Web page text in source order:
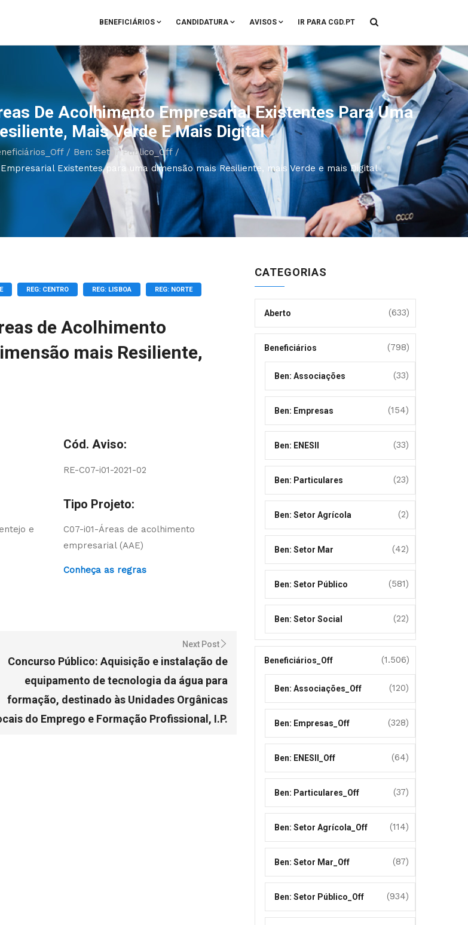
BENEFICIÁRIOS CANDIDATURA AVISOS IR PARA CGD.PT
De Acolhimento Empresarial Existentes Para Uma
Mais Verde E Mais Digital
/ Ben: Setor Público_Off/
Existentes para uma dimensão mais Resiliente, mais Verde e mais Digital
REG: CENTRO REG: LISBOA REG: NORTE
de Acolhimento
mais Resiliente,
Cód. Aviso:
RE-C07-i01-2021-02
e
Tipo Projeto:
C07-i01-Áreas de acolhimento
empresarial (AAE)
Conheça as regras
Next Post
Concurso Público: Aquisição e instalação de
equipamento de tecnologia da água para
formação, destinado às Unidades Orgânicas
do Emprego e Formação Profissional, I.P.
CATEGORIAS
Aberto (633)
Beneficiários (798)
Ben: Associações (33)
Ben: Empresas (154)
Ben: ENESII (33)
Ben: Particulares (23)
Ben: Setor Agrícola (2)
Ben: Setor Mar (42)
Ben: Setor Público (581)
Ben: Setor Social (22)
Beneficiários_Off (1.506)
Ben: Associações_Off (120)
Ben: Empresas_Off (328)
Ben: ENESII_Off (64)
Ben: Particulares_Off (37)
Ben: Setor Agrícola_Off (114)
Ben: Setor Mar_Off (87)
Ben: Setor Público_Off (934)